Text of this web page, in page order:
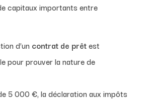
capitaux importants entre
d’un contrat de prêtest
pour prouver la nature de
5 000 €, la déclaration aux impôts